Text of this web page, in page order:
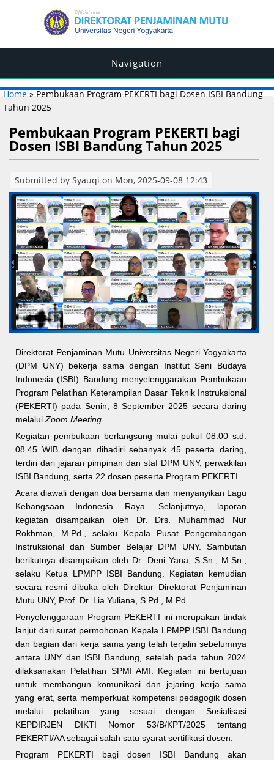
Navigation
You are here
Home » Pembukaan Program PEKERTI bagi Dosen ISBI Bandung
Tahun 2025
Pembukaan Program PEKERTI bagi
Dosen ISBI Bandung Tahun 2025
Submitted by Syauqi on Mon, 2025-09-08 12:43
Direktorat Penjaminan Mutu Universitas Negeri Yogyakarta
(DPM UNY) bekerja sama dengan Institut Seni Budaya
Indonesia (ISBI) Bandung menyelenggarakan Pembukaan
Program Pelatihan Keterampilan Dasar Teknik Instruksional
(PEKERTI) pada Senin, 8 September 2025 secara daring
melalui Zoom Meeting
Kegiatan pembukaan berlangsung mulai pukul 08.00 s.d.
08.45 WIB dengan dihadiri sebanyak 45 peserta daring,
terdiri dari jajaran pimpinan dan staf DPM UNY, perwakilan
ISBI Bandung, serta 22 dosen peserta Program PEKERTI.
Acara diawali dengan doa bersama dan menyanyikan Lagu
Kebangsaan Indonesia Raya. Selanjutnya, laporan
kegiatan disampaikan oleh Dr. Drs. Muhammad Nur
Rokhman, M.Pd., selaku Kepala Pusat Pengembangan
Instruksional dan Sumber Belajar DPM UNY. Sambutan
berikutnya disampaikan oleh Dr. Deni Yana, S.Sn., M.Sn.,
selaku Ketua LPMPP ISBI Bandung. Kegiatan kemudian
secara resmi dibuka oleh Direktur Direktorat Penjaminan
Mutu UNY, Prof. Dr. Lia Yuliana, S.Pd., M.Pd.
Penyelenggaraan Program PEKERTI ini merupakan tindak
lanjut dari surat permohonan Kepala LPMPP ISBI Bandung
dan bagian dari kerja sama yang telah terjalin sebelumnya
antara UNY dan ISBI Bandung, setelah pada tahun 2024
dilaksanakan Pelatihan SPMI AMI. Kegiatan ini bertujuan
untuk membangun komunikasi dan jejaring kerja sama
yang erat, serta memperkuat kompetensi pedagogik dosen
melalui pelatihan yang sesuai dengan Sosialisasi
KEPDIRJEN DIKTI Nomor 53/B/KPT/2025 tentang
PEKERTI/AA sebagai salah satu syarat sertifikasi dosen.
Program PEKERTI bagi dosen ISBI Bandung akan